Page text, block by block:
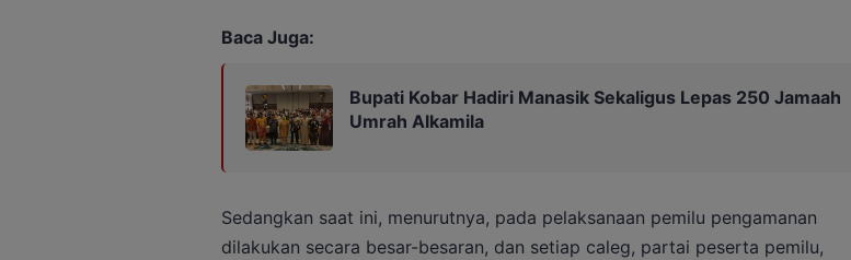
Baca Juga:
Bupati Kobar Hadiri Manasik Sekaligus Lepas 250 Jamaah
Umrah Alkamila
Sedangkan saat ini, menurutnya, pada pelaksanaan pemilu pengamanan
dilakukan secara besar-besaran, dan setiap caleg, partai peserta pemilu,